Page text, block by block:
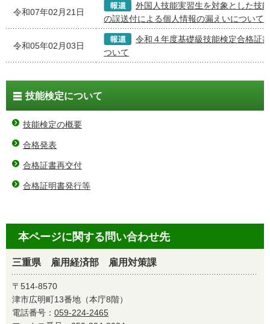
令和07年02月21日
外国人技能実習生を対象とした技
の誤送付による個人情報の漏えいについて
令和05年02月03日
令和４年度基礎級技能検定合格証
ついて
技能検定について
技能検定の概要
合格発表
合格証書再交付
合格証明書発行等
本ページに関する問い合わせ先
三重県 雇用経済部 雇用対策課
〒514-8570
津市広明町13番地（本庁8階）
電話番号： 059-224-2465